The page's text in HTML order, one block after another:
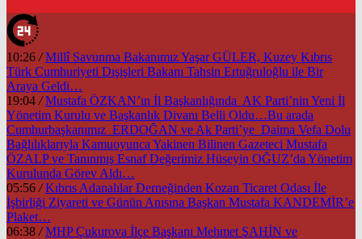
10:26 / Millî Savunma Bakanımız Yaşar GÜLER, Kuzey Kıbrıs
Türk Cumhuriyeti Dışişleri Bakanı Tahsin Ertuğruloğlu ile Bir
Araya Geldi…
19:04 / Mustafa ÖZKAN’ın İl Başkanlığında AK Parti’nin Yeni İl
Yönetim Kurulu ve Başkanlık Divanı Belli Oldu…Bu arada
Cumhurbaşkanımız ERDOĞAN ve Ak Parti’ye Daima Vefa Dolu
Bağlılıklarıyla Kamuoyunca Yakinen Bilinen Gazeteci Mustafa
ÖZALP ve Tanınmış Esnaf Değerimiz Hüseyin OĞUZ’da Yönetim
Kurulunda Görev Aldı…
05:56 / Kıbrıs Adanalılar Derneğinden Kozan Ticaret Odası İle
İşbirliği Ziyareti ve Günün Anısına Başkan Mustafa KANDEMİR’e
Plaket…
06:38 / MHP Çukurova İlçe Başkanı Mehmet ŞAHİN ve